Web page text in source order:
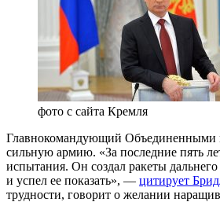
фото с сайта Кремля
Главнокомандующий Объединенными
сильную армию. «За последние пять
испытания. Он создал ракеты
и успел ее показать», — цитирует
трудности, говорит о желании